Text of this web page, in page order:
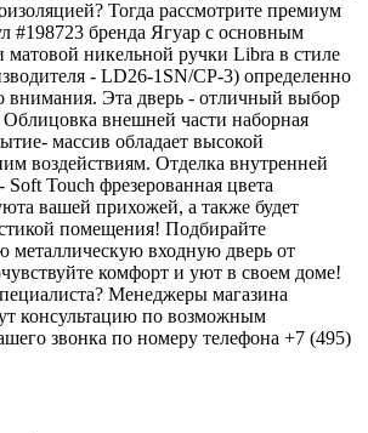
Тогда рассмотрите премиум
#198723 бренда Ягуар с основным
матовой никельной ручки Libra в стиле
- LD26-1SN/CP-3) определенно
внимания. Эта дверь - отличный выбор
Облицовка внешней части наборная
массив обладает высокой
воздействиям. Отделка внутренней
Touch фрезерованная цвета
вашей прихожей, а также будет
помещения! Подбирайте
металлическую входную дверь от
комфорт и уют в своем доме!
Менеджеры магазина
консультацию по возможным
звонка по номеру телефона +7 (495)